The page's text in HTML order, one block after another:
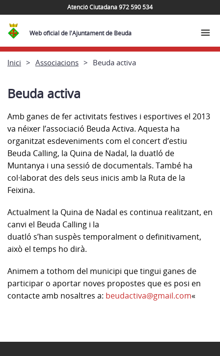
Atenció Ciutadana 972 590 534
Web oficial de l'Ajuntament de Beuda
Inici Associacions Beuda activa
Beuda activa
Amb ganes de fer activitats festives i esportives el 2013
va néixer l’associació Beuda Activa. Aquesta ha
organitzat esdeveniments com el concert d’estiu
Beuda Calling, la Quina de Nadal, la duatló de
Muntanya i una sessió de documentals. També ha
col·laborat des dels seus inicis amb la Ruta de la
Feixina.
Actualment la Quina de Nadal es continua realitzant, en
canvi el Beuda Calling i la
duatló s’han suspès temporalment o definitivament,
això el temps ho dirà.
Animem a tothom del municipi que tingui ganes de
participar o aportar noves propostes que es posi en
contacte amb nosaltres a: beudactiva@gmail.com«